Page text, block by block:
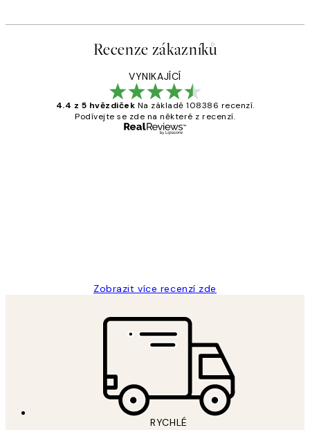
Recenze zákazníků
VYNIKAJÍCÍ
4.4 z 5 hvězdiček Na základě 108386 recenzí.
Podívejte se zde na některé z recenzí.
Zobrazit více recenzí zde
RYCHLÉ